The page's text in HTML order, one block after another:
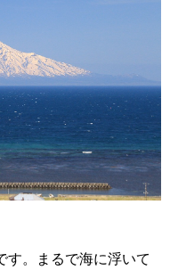
す。まるで海に浮いて